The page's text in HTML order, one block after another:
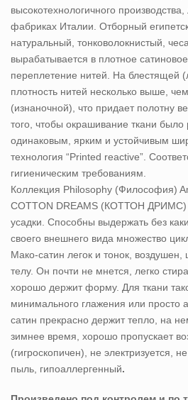
высокотехнологичного
фабриках Италии. Отборный
натуральный, тонковолокнистый,
вырабатывается в плотное
переплетение нитей. На блестящей
плотность нитей несколько выше,
(изнаночной), что придает полотну
того, чтобы окрашивание ткани
одинаковым, ярким и устойчивым
технология “Printed reactive”.
гигиеническим требованиям.
Коллекция Philosophy (Философия)
COTTON DREAMS (КОТТОН ДРИМС)
усадки. Способны выдержать без
своего внешнего вида множество
Мако-сатин легок и тонок, воздушен,
телу. Он почти не мнется, легко
хорошо держит форму. Для ткани
минимального глажения или просто
сатин прекрасно держит тепло, на
зимнее время, хорошо пропускает
(гигроскопичен), не электризуется,
пыль, гипоаллергенный.